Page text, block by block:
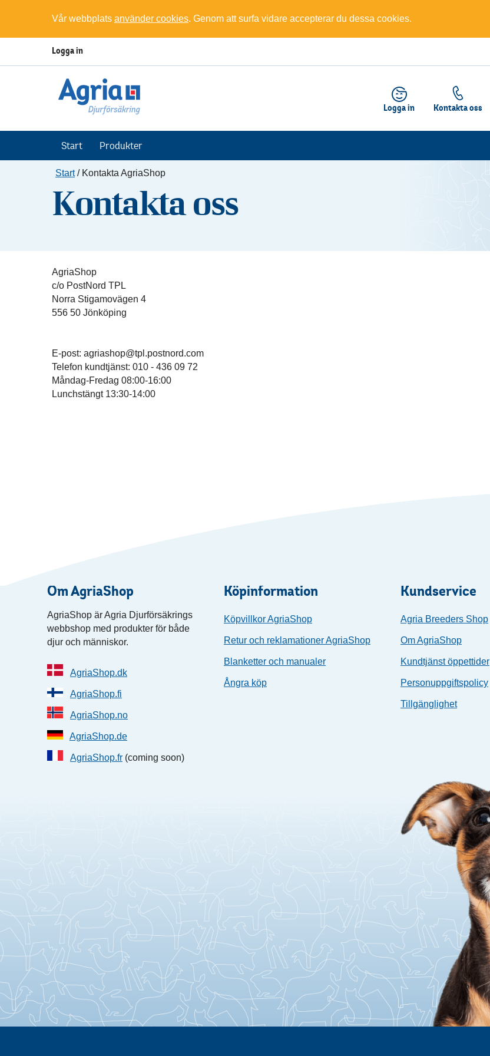
Vår webbplats använder cookies. Genom att surfa vidare accepterar du dessa cookies.
Logga in
Logga in Kontakta oss
Start Produkter
Start/ Kontakta AgriaShop
Kontakta oss
AgriaShop
c/o PostNord TPL
Norra Stigamovägen 4
556 50 Jönköping
E-post: agriashop@tpl.postnord.com
Telefon kundtjänst: 010 - 436 09 72
Måndag-Fredag 08:00-16:00
Lunchstängt 13:30-14:00
Om AgriaShop
AgriaShop är Agria Djurförsäkrings
webbshop med produkter för både
djur och människor.
AgriaShop.dk
AgriaShop.fi
AgriaShop.no
AgriaShop.de
AgriaShop.fr (coming soon)
Köpinformation
Köpvillkor AgriaShop
Retur och reklamationer AgriaShop
Blanketter och manualer
Ångra köp
Kundservice
Agria Breeders Shop
Om AgriaShop
Kundtjänst öppettider
Personuppgiftspolicy
Tillgänglighet